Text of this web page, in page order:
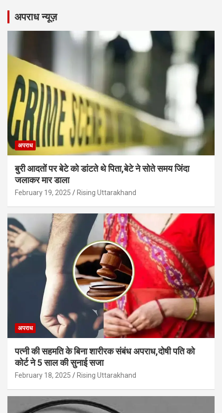
अपराध न्यूज़
अपराध
बुरी आदतों पर बेटे को डांटते थे पिता,बेटे ने सोते समय जिंदा
जलाकर मार डाला
February 19, 2025 Rising Uttarakhand
अपराध
पत्नी की सहमति के बिना शारीरक संबंध अपराध,दोषी पति को
कोर्ट ने 5 साल की सुनाई सजा
February 18, 2025 Rising Uttarakhand